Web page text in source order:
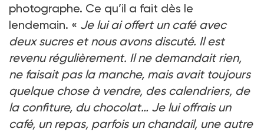
photographe. Ce qu’il a fait dès le
lendemain. « Je lui ai offert un café avec
deux sucres et nous avons discuté. Il est
revenu régulièrement. Il ne demandait rien,
ne faisait pas la manche, mais avait toujours
quelque chose à vendre, des calendriers, de
la confiture, du chocolat… Je lui offrais un
café, un repas, parfois un chandail, une autre